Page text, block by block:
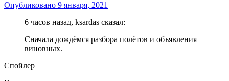
Опубликовано 9 января, 2021
6 часов назад, ksardas сказал:
Сначала дождёмся разбора полётов и объявления
виновных.
Спойлер